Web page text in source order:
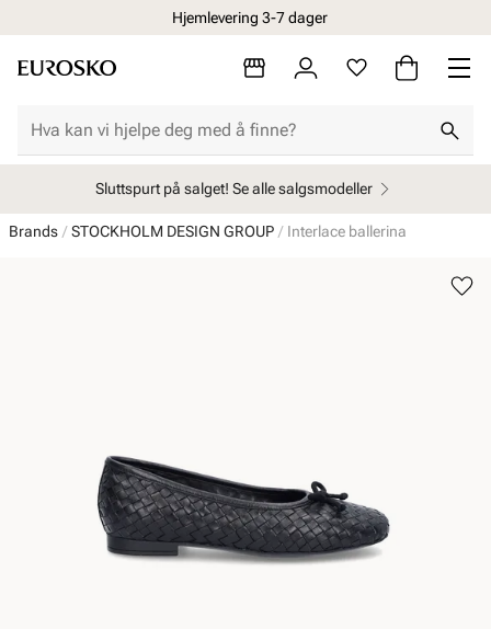
Hjemlevering 3-7 dager
Sluttspurt på salget! Se alle salgsmodeller
Brands STOCKHOLM DESIGN GROUP Interlace ballerina